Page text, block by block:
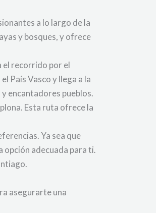
a lo largo de la
y bosques, y ofrece
el recorrido por el
País Vasco y llega a la
encantadores pueblos.
Esta ruta ofrece la
Ya sea que
adecuada para ti.
asegurarte una